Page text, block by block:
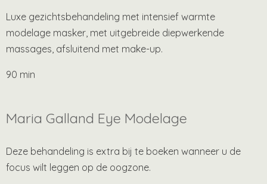
Luxe gezichtsbehandeling met intensief warmte
modelage masker, met uitgebreide diepwerkende
massages, afsluitend met make-up.
90 min
Maria Galland Eye Modelage
Deze behandeling is extra bij te boeken wanneer u de
focus wilt leggen op de oogzone.